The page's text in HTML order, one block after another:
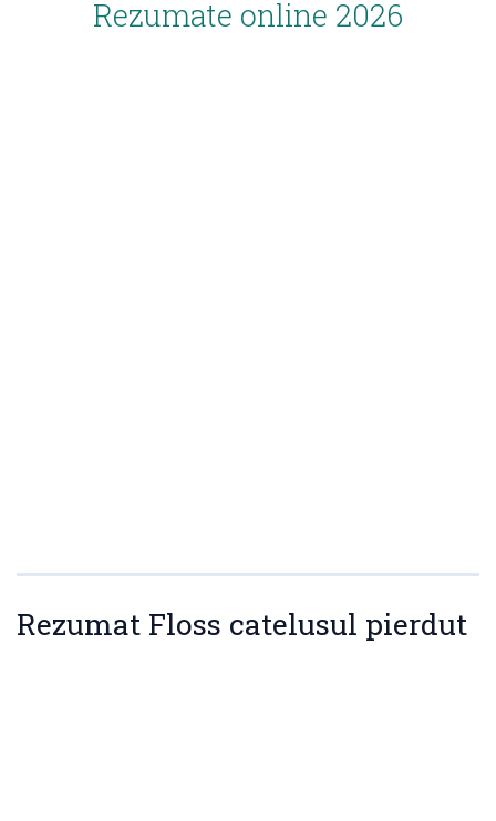
Rezumate online 2026
Rezumat Floss catelusul pierdut